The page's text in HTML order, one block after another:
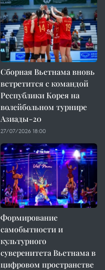
Сборная Вьетнама вновь
встретится с командой
Республики Корея на
волейбольном турнире
Азиады-20
27/07/2026 18:00
Формирование
самобытности и
культурного
суверенитета Вьетнама в
цифровом пространстве